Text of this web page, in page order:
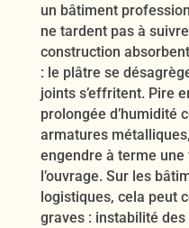
un bâtiment
ne tardent pas à
construction
: le plâtre se
joints s’effritent. Pire
prolongée d’humidité
armatures
engendre à terme
l’ouvrage. Sur les
logistiques, cela peut
graves : instabilité